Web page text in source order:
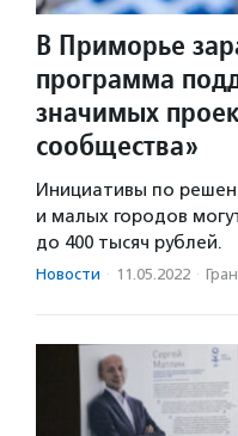
В Приморье
программа
значимых
сообщества»
Инициативы по
и малых городов
до 400 тысяч рублей.
Новости · 11.05.2022 ·